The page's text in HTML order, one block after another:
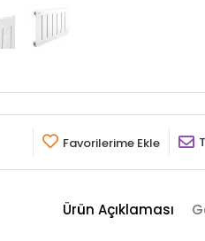
Favorilerime Ekle
Ürün Açıklaması